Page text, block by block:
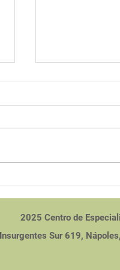
2025 Centro de
Sur 619,